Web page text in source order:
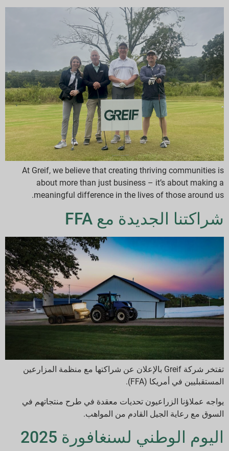
At Greif, we believe that creating thriving communities is
about more than just business – it’s about making a
meaningful difference in the lives of those around us.
شراكتنا الجديدة مع FFA
تفتخر شركة Greif بالإعلان عن شراكتها مع منظمة المزارعين
المستقبليين في أمريكا (FFA).
يواجه عملاؤنا الزراعيون تحديات معقدة في طرح منتجاتهم في
السوق مع رعاية الجيل القادم من المواهب.
اليوم الوطني لسنغافورة 2025